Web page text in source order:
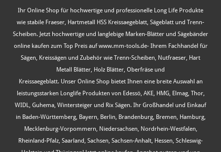
Ihr Online Shop für hochwertige und professionelle Long Life Produkte
wie stabile Fraeser, Hartmetall HSS Kreissaegeblatt, Sägeblatt und Trenn-
Scheiben. Jetzt hochwertige und langlebige Marken-Blätter und Sägebänder
online kaufen zum Top Preis auf www.mm-tools.de- Ihrem Fachhandel für
Sägen, Kreissägen und Zubehör wie Trenn-Scheiben, Nutfraeser, Hart
Metall Blätter, Holz Blätter, Oberfräse und
Kreissaegeblatt. Unser Online Shop bietet Ihnen eine breite Auswahl an
leistungsstarken Longlife Produkten von Edessö, AKE, HMG, Elmag, Thor,
WIDL, Guhema, Wintersteiger und Rix Sägen. Ihr Großhandel und Einkauf
in Baden-Württemberg, Bayern, Berlin, Brandenburg, Bremen, Hamburg,
Mecklenburg-Vorpommern, Niedersachsen, Nordrhein-Westfalen,
Rheinland-Pfalz, Saarland, Sachsen, Sachsen-Anhalt, Hessen, Schleswig-